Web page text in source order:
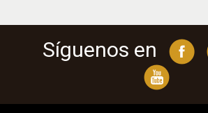
Síguenos en